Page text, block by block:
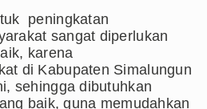
peningkatan
sangat diperlukan
karena
di Kabupaten Simalungun
sehingga dibutuhkan
baik, guna memudahkan